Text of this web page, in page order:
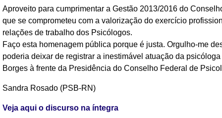
Aproveito para cumprimentar a Gestão 2013/2016 do
que se comprometeu com a valorização do exercício
relações de trabalho dos Psicólogos.
Faço esta homenagem pública porque é justa. Orgulho-me
poderia deixar de registrar a inestimável atuação da
Borges à frente da Presidência do Conselho Federal de
Sandra Rosado (PSB-RN)
Veja aqui o discurso na íntegra